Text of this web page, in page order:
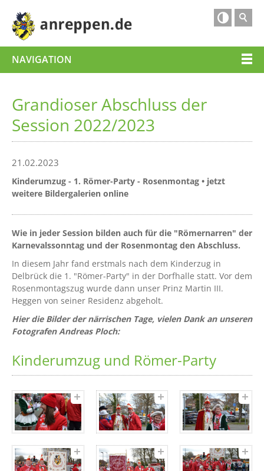

NAVIGATION
Grandioser Abschluss der
Session 2022/2023
21.02.2023
Kinderumzug - 1. Römer-Party - Rosenmontag • jetzt
weitere Bildergalerien online
Wie in jeder Session bilden auch für die "Römernarren" der
Karnevalssonntag und der Rosenmontag den Abschluss.
In diesem Jahr fand erstmals nach dem Kinderzug in
Delbrück die 1. "Römer-Party" in der Dorfhalle statt. Vor dem
Rosenmontagszug wurde dann unser Prinz Martin III.
Heggen von seiner Residenz abgeholt.
Hier die Bilder der närrischen Tage, vielen Dank an unseren
Fotografen Andreas Ploch:
Kinderumzug und Römer-Party